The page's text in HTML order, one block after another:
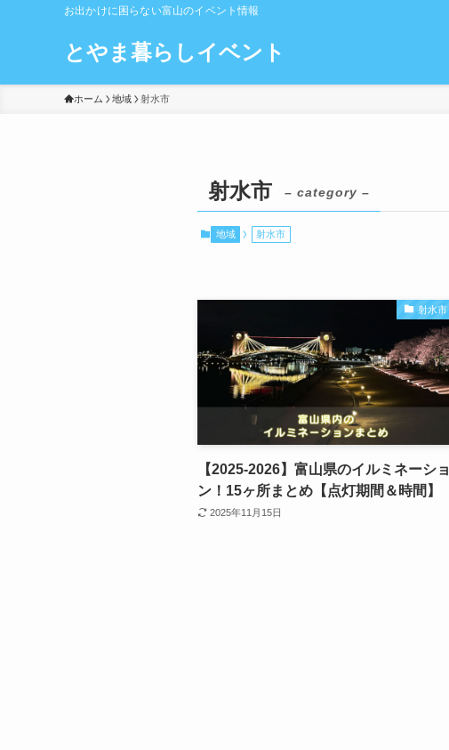
お出かけに困らない富山のイベント情報
とやま暮らしイベント
ホーム 地域 射水市
射水市 – category –
地域 射水市
射水市
【2025-2026】富山県のイルミネーショ
ン！15ヶ所まとめ【点灯期間＆時間】
2025年11月15日